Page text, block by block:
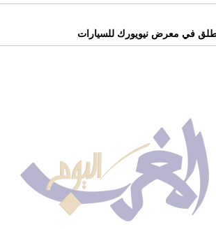
تنطلق في معرض نيويورك للسيارات